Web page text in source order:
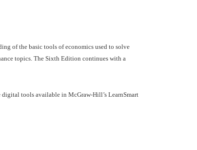
of the basic tools of economics used to solve
topics. The Sixth Edition continues with a
tools available in McGraw-Hill’s LearnSmart